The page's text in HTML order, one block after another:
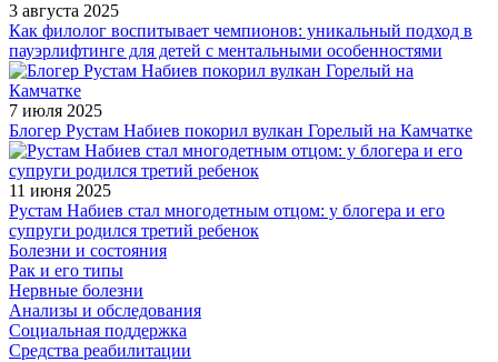
3 августа 2025
Как филолог воспитывает чемпионов: уникальный подход в
пауэрлифтинге для детей с ментальными особенностями
7 июля 2025
Блогер Рустам Набиев покорил вулкан Горелый на Камчатке
11 июня 2025
Рустам Набиев стал многодетным отцом: у блогера и его
супруги родился третий ребенок
Болезни и состояния
Рак и его типы
Нервные болезни
Анализы и обследования
Социальная поддержка
Средства реабилитации